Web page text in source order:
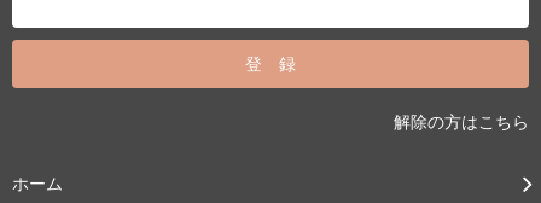
解除の方はこちら
ホーム